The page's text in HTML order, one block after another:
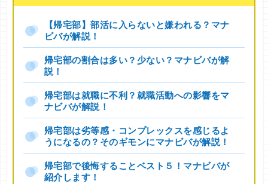
【帰宅部】部活に入らないと嫌われる？マナ
ビバが解説！
帰宅部の割合は多い？少ない？マナビバが解
説！
帰宅部は就職に不利？就職活動への影響をマ
ナビバが解説！
帰宅部は劣等感・コンプレックスを感じるよ
うになるの？そのギモンにマナビバが解説！
帰宅部で後悔することベスト５！マナビバが
紹介します！